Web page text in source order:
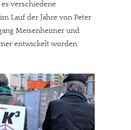
verschiedene
Lauf der Jahre von Peter
Meisenheimer und
entwickelt worden